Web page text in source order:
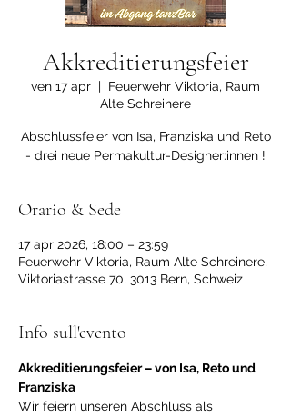
Akkreditierungsfeier
ven 17 apr
  |
Feuerwehr Viktoria, Raum
Alte Schreinere
Abschlussfeier von Isa, Franziska und Reto
- drei neue Permakultur-Designer:innen !
Orario & Sede
17 apr 2026, 18:00 – 23:59
Feuerwehr Viktoria, Raum Alte Schreinere,
Viktoriastrasse 70, 3013 Bern, Schweiz
Info sull'evento
Akkreditierungsfeier – von Isa, Reto und
Franziska
Wir feiern unseren Abschluss als